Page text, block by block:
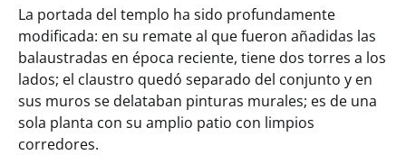
La portada del templo ha sido profundamente
modificada: en su remate al que fueron añadidas las
balaustradas en época reciente, tiene dos torres a los
lados; el claustro quedó separado del conjunto y en
sus muros se delataban pinturas murales; es de una
sola planta con su amplio patio con limpios
corredores.